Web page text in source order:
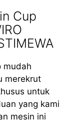
Cup
mudah
merekrut
untuk
yang kami
mesin ini